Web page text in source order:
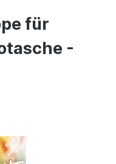
für
-